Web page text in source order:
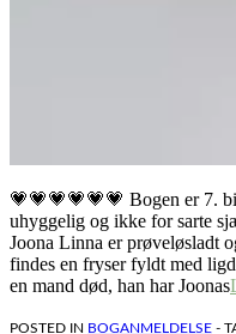
💗💗💗💗💗💗 Bogen er 7.
uhyggelig og ikke for sarte
Joona Linna er prøveløsladt
findes en fryser fyldt med
en mand død, han har Joonas
POSTED IN BOGANMELDELSE -